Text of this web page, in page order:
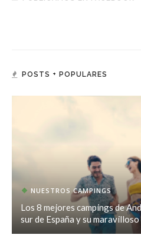
POSTS + POPULARES
NUESTROS CAMPINGS
Los 8 mejores campings de
sur de España y su maravilloso